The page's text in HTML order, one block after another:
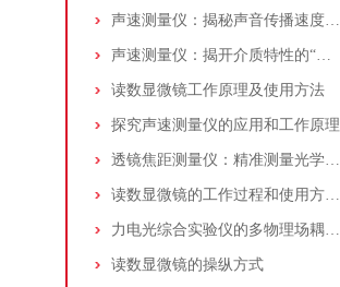
声速测量仪：揭秘声音传播速度的神秘面纱
声速测量仪：揭开介质特性的“声音密码破译者”
读数显微镜工作原理及使用方法
探究声速测量仪的应用和工作原理
透镜焦距测量仪：精准测量光学元件的利器
读数显微镜的工作过程和使用方法介绍
力电光综合实验仪的多物理场耦合原理与系统架构解析
读数显微镜的操纵方式